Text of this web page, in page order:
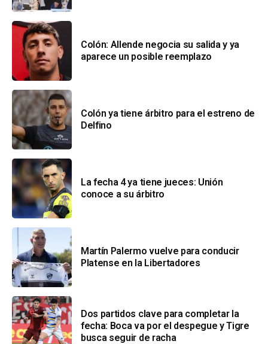
Colón: Allende negocia su salida y ya
aparece un posible reemplazo
Colón ya tiene árbitro para el estreno de
Delfino
La fecha 4 ya tiene jueces: Unión
conoce a su árbitro
Martín Palermo vuelve para conducir
Platense en la Libertadores
Dos partidos clave para completar la
fecha: Boca va por el despegue y Tigre
busca seguir de racha